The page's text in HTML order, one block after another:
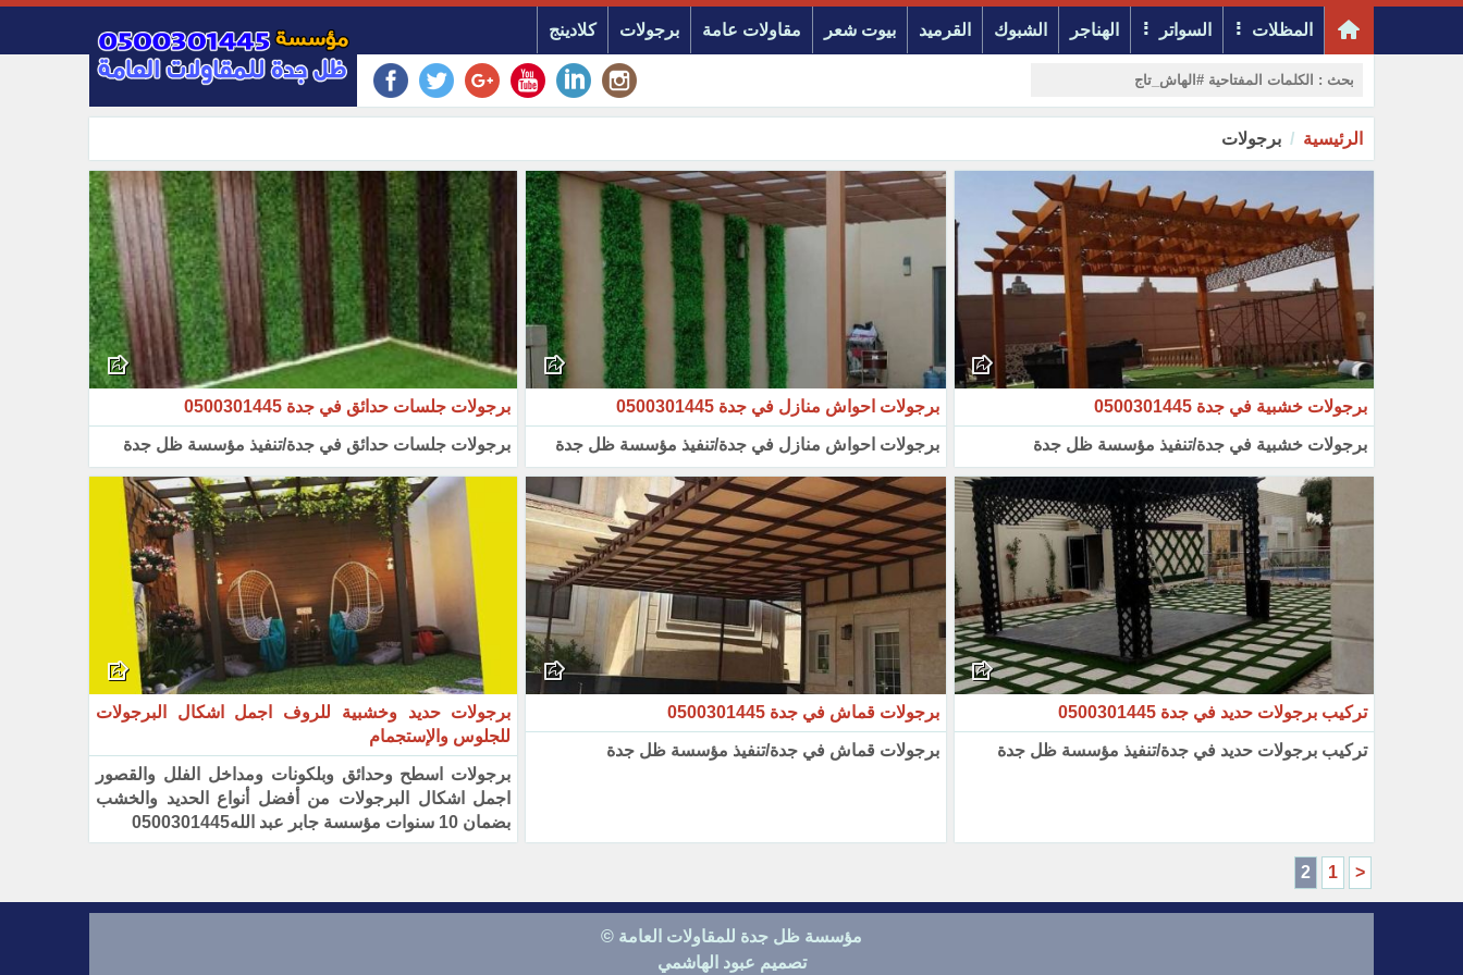
المظلات السواتر الهناجر الشبوك القرميد بيوت شعر مقاولات عامة برجولات كلادينج
الرئيسية برجولات
برجولات خشبية في جدة 0500301445
برجولات خشبية في جدة/تنفيذ مؤسسة ظل جدة
برجولات احواش منازل في جدة 0500301445
برجولات احواش منازل في جدة/تنفيذ مؤسسة ظل جدة
برجولات جلسات حدائق في جدة 0500301445
برجولات جلسات حدائق في جدة/تنفيذ مؤسسة ظل جدة
تركيب برجولات حديد في جدة 0500301445
تركيب برجولات حديد في جدة/تنفيذ مؤسسة ظل جدة
برجولات قماش في جدة 0500301445
برجولات قماش في جدة/تنفيذ مؤسسة ظل جدة
برجولات حديد وخشبية للروف اجمل اشكال البرجولات
للجلوس والإستجمام
برجولات اسطح وحدائق وبلكونات ومداخل الفلل والقصور
اجمل اشكال البرجولات من أفضل أنواع الحديد والخشب
بضمان 10 سنوات مؤسسة جابر عبد الله0500301445
<
1
2
مؤسسة ظل جدة للمقاولات العامة ©
تصميم عبود الهاشمي